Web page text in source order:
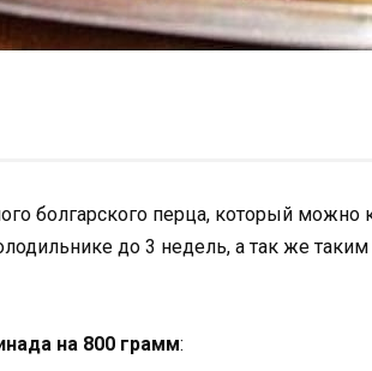
болгарского перца, который можно
до 3 недель, а так же
на 800 грамм: